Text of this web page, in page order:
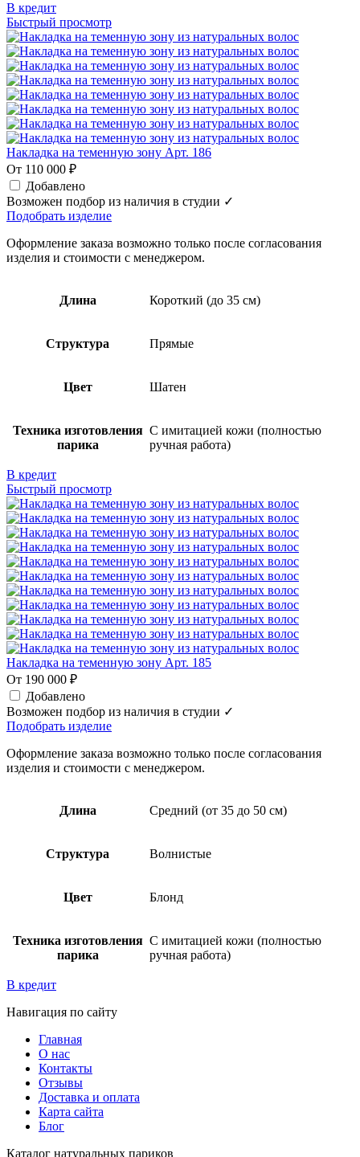
В кредит
Быстрый просмотр
Накладка на теменную зону Арт. 186
От 110 000 ₽
Добавлено
Возможен подбор из наличия в студии ✓
Подобрать изделие
Оформление заказа возможно только после согласования
изделия и стоимости с менеджером.
Длина Короткий (до 35 см)
Структура Прямые
Цвет Шатен
Техника изготовления
парика
С имитацией кожи (полностью
ручная работа)
В кредит
Быстрый просмотр
Накладка на теменную зону Арт. 185
От 190 000 ₽
Добавлено
Возможен подбор из наличия в студии ✓
Подобрать изделие
Оформление заказа возможно только после согласования
изделия и стоимости с менеджером.
Длина Средний (от 35 до 50 см)
Структура Волнистые
Цвет Блонд
Техника изготовления
парика
С имитацией кожи (полностью
ручная работа)
В кредит
Навигация по сайту
Главная
О нас
Контакты
Отзывы
Доставка и оплата
Карта сайта
Блог
Каталог натуральных париков